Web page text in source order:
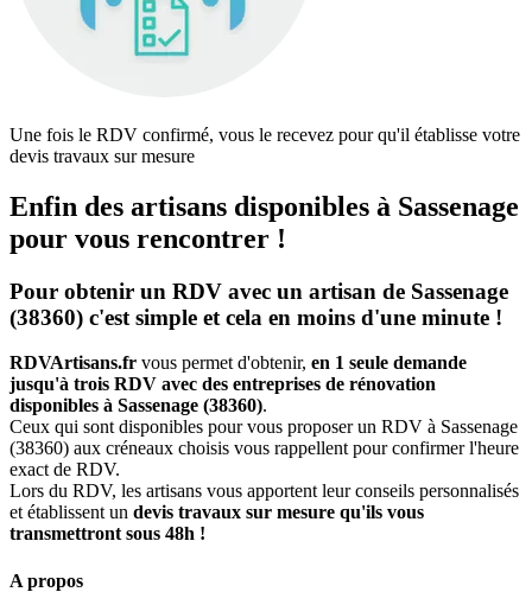
Une fois le RDV confirmé, vous le recevez pour qu'il établisse votre
devis travaux sur mesure
Enfin des artisans disponibles à Sassenage
pour vous rencontrer !
Pour obtenir un RDV avec un artisan de Sassenage
(38360) c'est simple et cela en moins d'une minute !
RDVArtisans.fr vous permet d'obtenir, en 1 seule demande
jusqu'à trois RDV avec des entreprises de rénovation
disponibles à Sassenage (38360).
Ceux qui sont disponibles pour vous proposer un RDV à Sassenage
(38360) aux créneaux choisis vous rappellent pour confirmer l'heure
exact de RDV.
Lors du RDV, les artisans vous apportent leur conseils personnalisés
et établissent un devis travaux sur mesure qu'ils vous
transmettront sous 48h !
A propos